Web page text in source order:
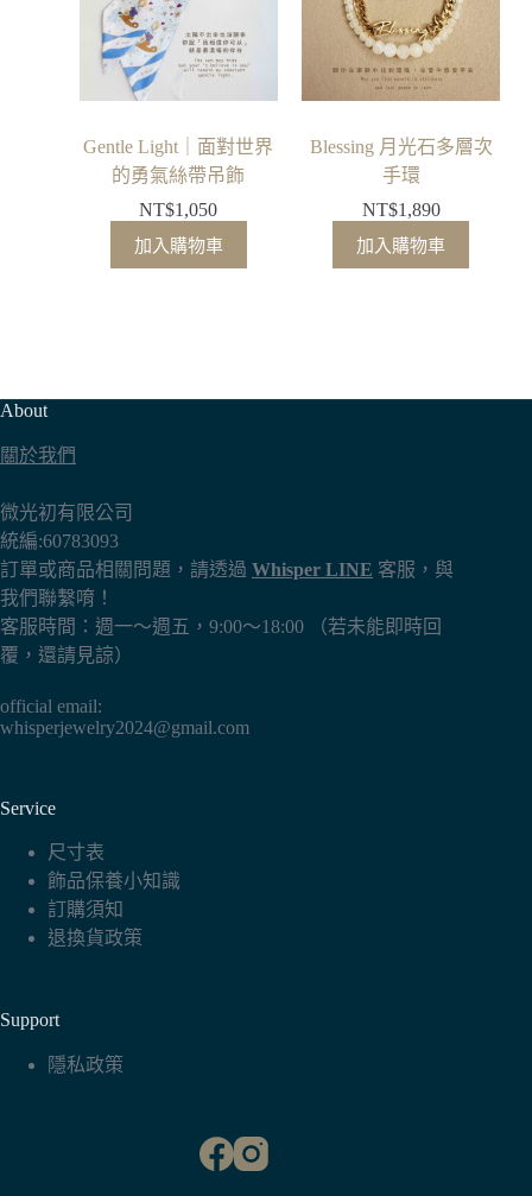
Gentle Light｜面對世界
的勇氣絲帶吊飾
NT$1,050
加入購物車
Blessing 月光石多層次
手環
NT$1,890
加入購物車
About
關於我們
微光初有限公司
統編:60783093
訂單或商品相關問題，請透過 Whisper LINE 客服，與
我們聯繫唷！
客服時間：週一～週五，9:00～18:00 （若未能即時回
覆，還請見諒）
official email:
whisperjewelry2024@gmail.com
Service
尺寸表
飾品保養小知識
訂購須知
退換貨政策
Support
隱私政策